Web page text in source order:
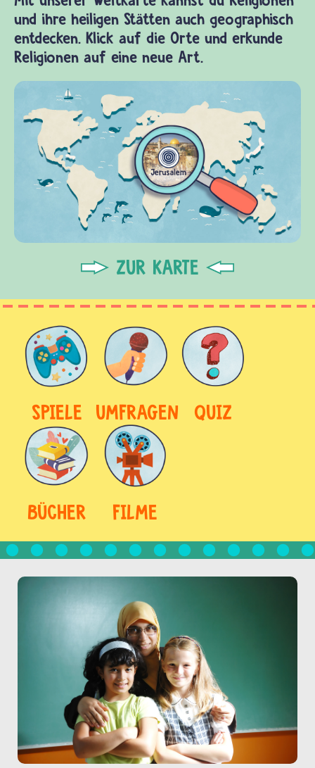
und ihre heiligen Stätten auch geographisch
entdecken. Klick auf die Orte und erkunde
Religionen auf eine neue Art.
ZUR KARTE
SPIELE UMFRAGEN QUIZ
BÜCHER FILME